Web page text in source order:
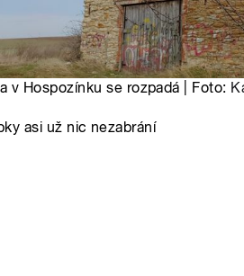
v Hospozínku se rozpadá | Foto:
asi už nic nezabrání